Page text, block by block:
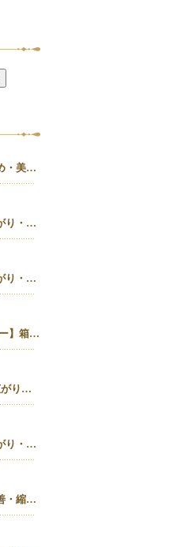
福岡市東区で夏の白髪染め・美容液カラー・髪質改善を相談したい方へ｜箱崎・千早のL’oiseau Bleu
福岡市東区で夏の髪の広がり・白髪染め・美容液カラーを相談したい方へ｜箱崎・千早のL’oiseau Bleu
福岡市東区で夏の髪の広がり・白髪染め・美容液カラーを相談したい方へ｜箱崎・千早のL’oiseau Bleu
‘oiseau Bleu【ロアゾブルー】箱崎店】 福岡市東区箱崎で、夏の白髪染めやカラー後の毛先のパサつき、髪の艶不足が気になる方へ。
福岡市東区で8月の髪の広がり・白髪染め・美容液カラーを相談するなら
福岡市東区で夏の髪の広がり・白髪染め・美容液カラーを相談したい方へ｜箱崎・千早のL’oiseau Bleu
福岡市東区で夏の髪質改善・縮毛矯正・美容液カラーを相談したい方へ｜箱崎・千早の全席個室美容室ロアゾブルー